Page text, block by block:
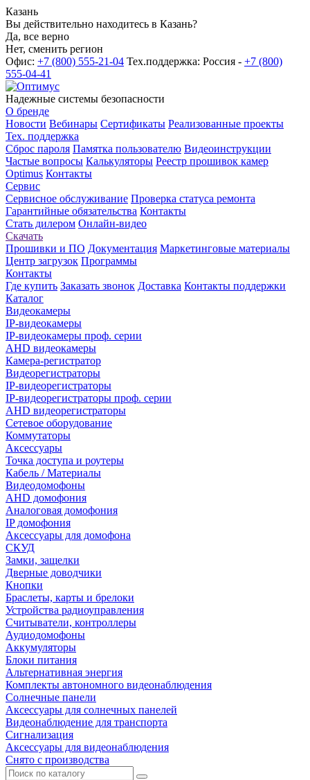
Казань
Вы действительно находитесь в Казань?
Да, все верно
Нет, сменить регион
Офис: +7 (800) 555-21-04 Тех.поддержка: Россия - +7 (800)
555-04-41
Надежные системы безопасности
О бренде
Новости Вебинары Сертификаты Реализованные проекты
Тех. поддержка
Сброс пароля Памятка пользователю Видеоинструкции
Частые вопросы Калькуляторы Реестр прошивок камер
Optimus Контакты
Сервис
Сервисное обслуживание Проверка статуса ремонта
Гарантийные обязательства Контакты
Стать дилером Онлайн-видео
Скачать
Прошивки и ПО Документация Маркетинговые материалы
Центр загрузок Программы
Контакты
Где купить Заказать звонок Доставка Контакты поддержки
Каталог
Видеокамеры
IP-видеокамеры
IP-видеокамеры проф. серии
AHD видеокамеры
Камера-регистратор
Видеорегистраторы
IP-видеорегистраторы
IP-видеорегистраторы проф. серии
AHD видеорегистраторы
Сетевое оборудование
Коммутаторы
Аксессуары
Точка доступа и роутеры
Кабель / Материалы
Видеодомофоны
AHD домофония
Аналоговая домофония
IP домофония
Аксессуары для домофона
СКУД
Замки, защелки
Дверные доводчики
Кнопки
Браслеты, карты и брелоки
Устройства радиоуправления
Считыватели, контроллеры
Аудиодомофоны
Аккумуляторы
Блоки питания
Альтернативная энергия
Комплекты автономного видеонаблюдения
Солнечные панели
Аксессуары для солнечных панелей
Видеонаблюдение для транспорта
Сигнализация
Аксессуары для видеонаблюдения
Снято с производства